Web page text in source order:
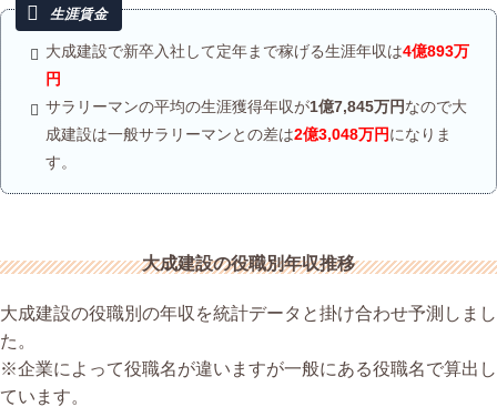
大成建設で新卒入社して定年まで稼げる生涯年収は4億893万
円
サラリーマンの平均の生涯獲得年収が1億7,845万円なので大
成建設は一般サラリーマンとの差は2億3,048万円になりま
す。
大成建設の役職別年収推移
大成建設の役職別の年収を統計データと掛け合わせ予測しまし
た。
※企業によって役職名が違いますが一般にある役職名で算出し
ています。